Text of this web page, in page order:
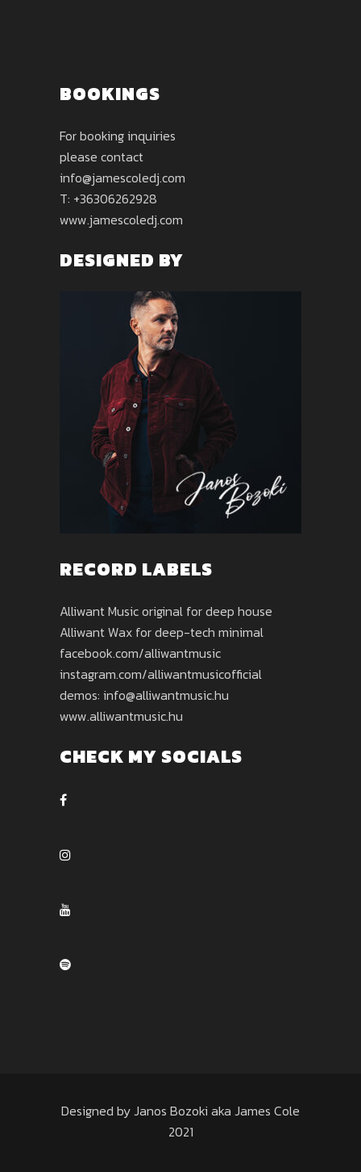
BOOKINGS
For booking inquiries
please contact
info@jamescoledj.com
T: +36306262928
www.jamescoledj.com
DESIGNED BY
RECORD LABELS
Alliwant Music original for deep house
Alliwant Wax for deep-tech minimal
facebook.com/alliwantmusic
instagram.com/alliwantmusicofficial
demos: info@alliwantmusic.hu
www.alliwantmusic.hu
CHECK MY SOCIALS
Designed by Janos Bozoki aka James Cole
2021